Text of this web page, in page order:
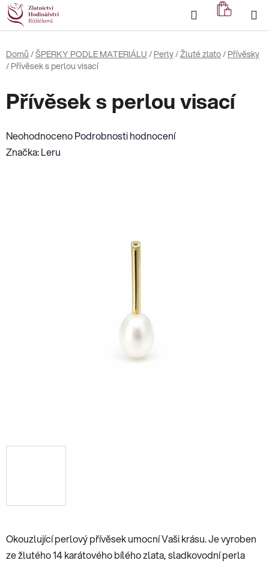
Přejít
na
obsah
Hledat
KOŠÍK
Domů /ŠPERKY PODLE MATERIÁLU / Perly/Žluté zlato/ Přívěsky
/ Přívěsek s perlou visací
Okouzlující perlový přívěsek umocní Vaši krásu. Je vyroben
ze žlutého 14 karátového bílého zlata, sladkovodní perla
Přívěsek s perlou visací
Průměrné
hodnocení
NeohodnocenoPodrobnosti hodnocení
Značka:Leru